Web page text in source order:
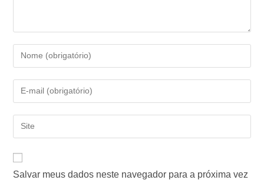
Salvar meus dados neste navegador para a próxima vez